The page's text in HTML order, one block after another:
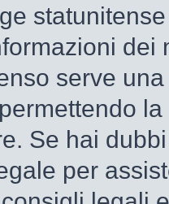
dei
serve
Se hai
per